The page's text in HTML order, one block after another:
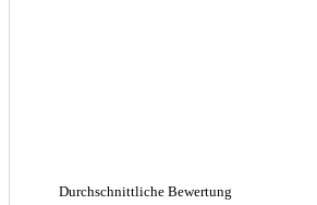
Durchschnittliche Bewertung